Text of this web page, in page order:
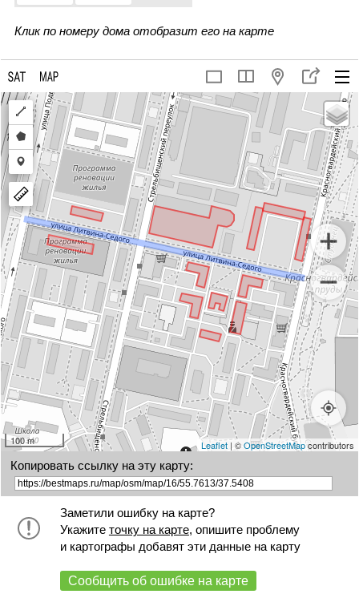
Клик по номеру дома отобразит его на карте
Draw
a
polyline
Draw
a
polygon
Draw
a
marker
100 m Leaflet| ©OpenStreetMapcontributors
Копировать ссылку на эту карту:
Заметили ошибку на карте?
Укажите точку на карте, опишите проблему
и картографы добавят эти данные на карту
Сообщить об ошибке на карте